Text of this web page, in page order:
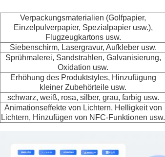
Verpackungsmaterialien (Golfpapier,
Einzelpulverpapier, Spezialpapier usw.),
Flugzeugkartons usw.
Siebenschirm, Lasergravur, Aufkleber usw.
Sprühmalerei, Sandstrahlen, Galvanisierung,
Oxidation usw.
Erhöhung des Produktstyles, Hinzufügung
kleiner Zubehörteile usw.
schwarz, weiß, rosa, silber, grau, farbig usw.
Animationseffekte von Lichtern, Helligkeit von
Lichtern, Hinzufügen von NFC-Funktionen usw.